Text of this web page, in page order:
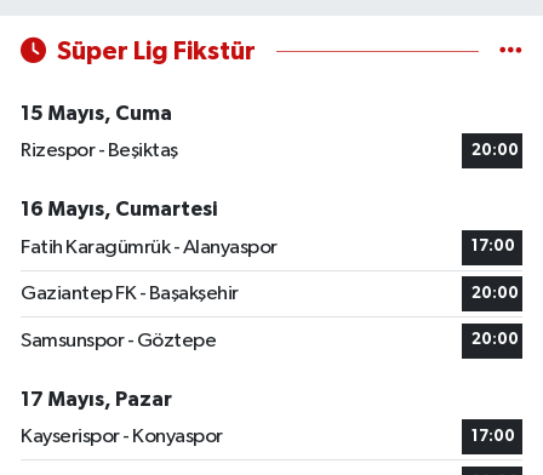
Süper Lig Fikstür
15 Mayıs, Cuma
Rizespor - Beşiktaş
20:00
16 Mayıs, Cumartesi
Fatih Karagümrük - Alanyaspor
17:00
Gaziantep FK - Başakşehir 20:00
Samsunspor - Göztepe 20:00
17 Mayıs, Pazar
Kayserispor - Konyaspor
17:00